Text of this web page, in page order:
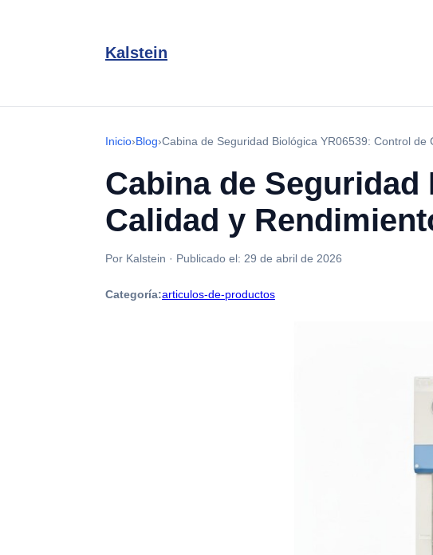
Kalstein
Inicio›Blog›Cabina de Seguridad Biológica YR06539: Control de
Cabina de
Calidad y
Por Kalstein · Publicado el: 29 de abril de 2026
Categoría:articulos-de-productos